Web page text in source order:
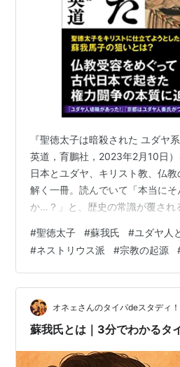
『聖徳太子は暗殺された ユダヤ
英道，育鵬社，2023年2月10日
日本とユダヤ、キリスト教、仏
解く一冊。読んでいて「本当に
か…？」と、歴史の常識が覆され
のメモです。 宿禰とユダヤの接
書 宿禰とユダヤの接点？ 宿禰は
れ以前は西方から来たユダヤ人
す。132 年におけるローマ軍に
ダヤ人の徹底追放は，遠く日本に
なったのです。（35 ページ） イ
#聖徳太子 #蘇我氏 #ユダヤ人
#ネストリウス派 #宗教の起源
オネェさんのタイパdeスタディ！
蘇我氏とは｜3分でわかるタ